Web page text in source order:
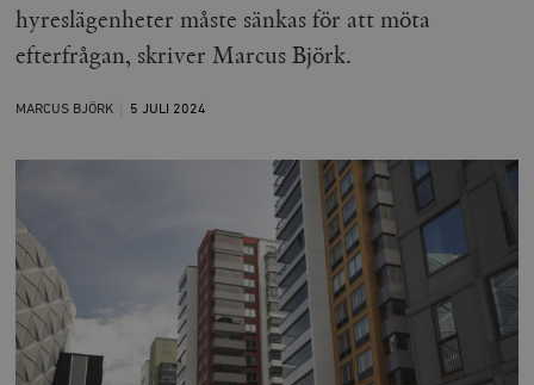
hyreslägenheter måste sänkas för att möta
efterfrågan, skriver Marcus Björk.
MARCUS BJÖRK 5 JULI 2024